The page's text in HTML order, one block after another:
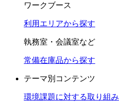
ワークブース
利用エリアから探す
執務室・会議室など
常備在庫品から探す
テーマ別コンテンツ
環境課題に対する取り組み